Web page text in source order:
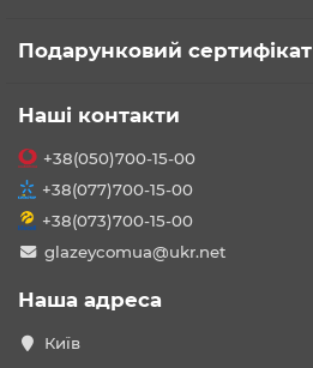
Подарунковий сертифікат
Наші контакти
+38(050)700-15-00
+38(077)700-15-00
+38(073)700-15-00
glazeycomua@ukr.net
Наша адреса
Київ